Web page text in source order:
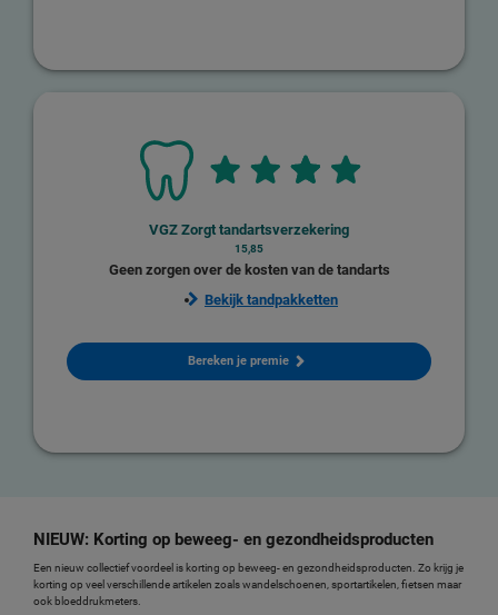
VGZ Zorgt tandartsverzekering
15,85
Geen zorgen over de kosten van de tandarts
Bekijk tandpakketten
Bereken je premie
NIEUW: Korting op beweeg- en gezondheidsproducten
Een nieuw collectief voordeel is korting op beweeg- en gezondheidsproducten. Zo krijg je
korting op veel verschillende artikelen zoals wandelschoenen, sportartikelen, fietsen maar
ook bloeddrukmeters.